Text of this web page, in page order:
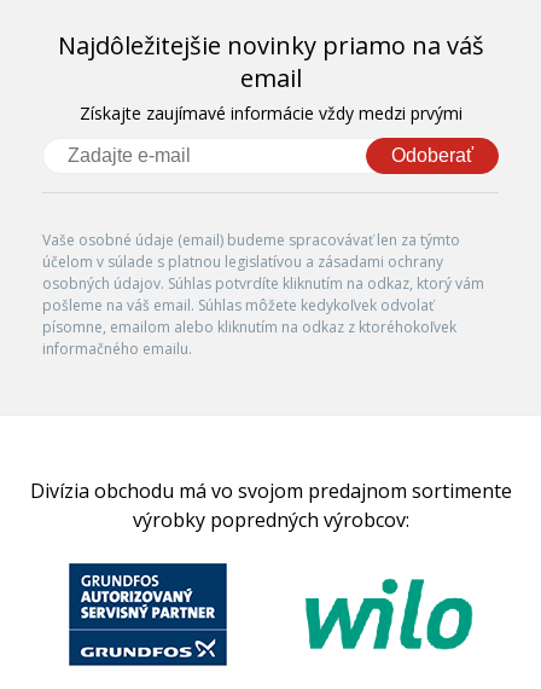
Najdôležitejšie novinky priamo na váš
email
Získajte zaujímavé informácie vždy medzi prvými
Odoberať
Vaše osobné údaje (email) budeme spracovávať len za týmto
účelom v súlade s platnou legislatívou a zásadami ochrany
osobných údajov. Súhlas potvrdíte kliknutím na odkaz, ktorý vám
pošleme na váš email. Súhlas môžete kedykoľvek odvolať
písomne, emailom alebo kliknutím na odkaz z ktoréhokoľvek
informačného emailu.
Divízia obchodu má vo svojom predajnom sortimente
výrobky popredných výrobcov: